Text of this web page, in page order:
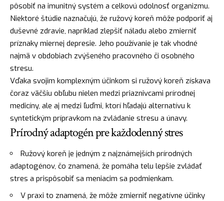
pôsobiť na imunitný systém a celkovú odolnosť organizmu.
Niektoré štúdie naznačujú, že ružový koreň môže podporiť aj
duševné zdravie, napríklad zlepšiť náladu alebo zmierniť
príznaky miernej depresie. Jeho používanie je tak vhodné
najmä v obdobiach zvýšeného pracovného či osobného
stresu.
Vďaka svojim komplexným účinkom si ružový koreň získava
čoraz väčšiu obľubu nielen medzi priaznivcami prírodnej
medicíny, ale aj medzi ľuďmi, ktorí hľadajú alternatívu k
syntetickým prípravkom na zvládanie stresu a únavy.
Prírodný adaptogén pre každodenný stres
Ružový koreň je jedným z najznámejších prírodných
adaptogénov, čo znamená, že pomáha telu lepšie zvládať
stres a prispôsobiť sa meniacim sa podmienkam.
V praxi to znamená, že môže zmierniť negatívne účinky